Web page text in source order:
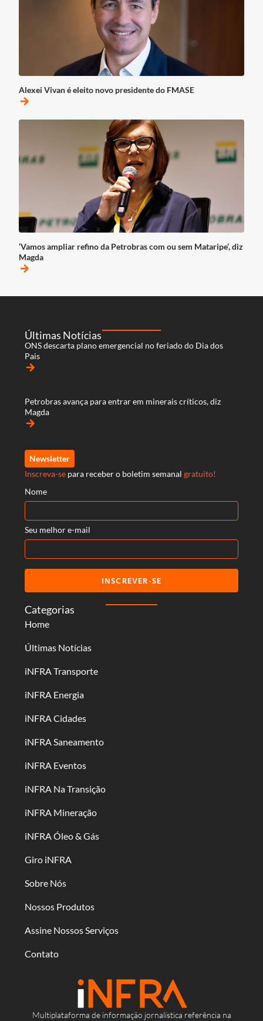
Alexei Vivan é eleito novo presidente do FMASE
arrow_forward
‘Vamos ampliar refino da Petrobras com ou sem Mataripe’, diz
Magda
arrow_forward
Multiplataforma de informação jornalística referência na
Categorias
Home
Últimas Notícias
iNFRA Transporte
iNFRA Energia
iNFRA Cidades
iNFRA Saneamento
iNFRA Eventos
iNFRA Na Transição
iNFRA Mineração
iNFRA Óleo & Gás
Giro iNFRA
Sobre Nós
Nossos Produtos
Assine Nossos Serviços
Contato
Últimas Notícias
ONS descarta plano emergencial no feriado do Dia dos
Pais
arrow_forward
Petrobras avança para entrar em minerais críticos, diz
Magda
arrow_forward
Newsletter
Inscreva-se para receber o boletim semanal gratuito!
Nome
Seu melhor e-mail
INSCREVER-SE